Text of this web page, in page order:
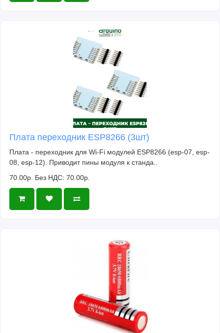
Плата переходник ESP8266 (3шт)
Плата - переходник для Wi-Fi модулей ESP8266 (esp-07, esp-
08, esp-12). Приводит пины модуля к станда..
70.00р. Без НДС: 70.00р.